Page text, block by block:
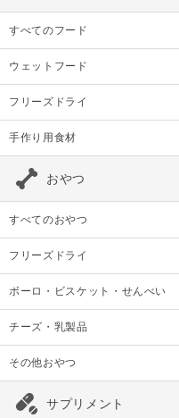
すべてのフード
ウェットフード
フリーズドライ
手作り用食材
おやつ
すべてのおやつ
フリーズドライ
ボーロ・ビスケット・せんべい
チーズ・乳製品
その他おやつ
サプリメント